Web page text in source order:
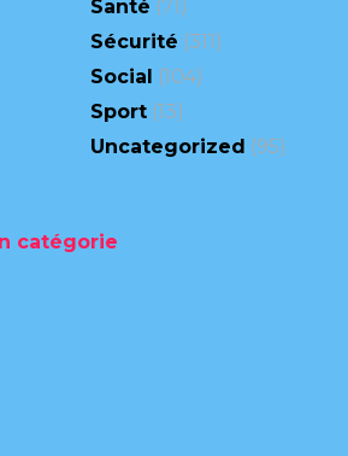
Santé (71)
Sécurité (311)
Social
(104)
Sport (13)
Uncategorized (95)
catégorie